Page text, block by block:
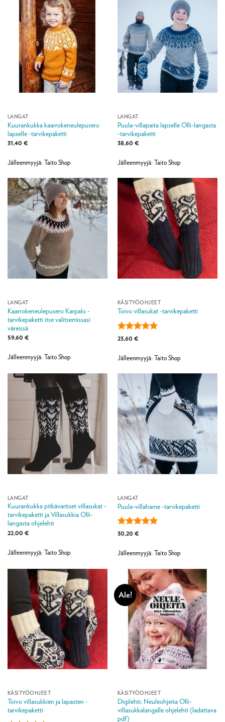
LANGAT
Kuurankukka kaarrokeneulepusero
lapselle -tarvikepaketti
31,40 €
Jälleenmyyjä: Taito Shop
LANGAT
Puula-villapaita lapselle Olli-langasta
-tarvikepaketti
38,60 €
Jälleenmyyjä: Taito Shop
LANGAT
Kaarrokeneulepusero Karpalo -
tarvikepaketti itse valitsemissasi
väreissä
59,60 €
Jälleenmyyjä: Taito Shop
KÄSITYÖOHJEET
Toivo villasukat -tarvikepaketti
Arvostelu
/ 5
23,60 €
Jälleenmyyjä: Taito Shop
LANGAT
Kuurankukka pitkävartiset villasukat -
tarvikepaketti ja Villasukkia Olli-
langasta ohjelehti
22,00 €
Jälleenmyyjä: Taito Shop
LANGAT
Puula-villahame -tarvikepaketti
Arvostelu
/ 5
30,20 €
Jälleenmyyjä: Taito Shop
KÄSITYÖOHJEET
Toivo villasukkien ja lapasten -
tarvikepaketti
Ale!
KÄSITYÖOHJEET
Digilehti: Neuleohjeita Olli-
villasukkalangalle ohjelehti (ladattava
pdf)